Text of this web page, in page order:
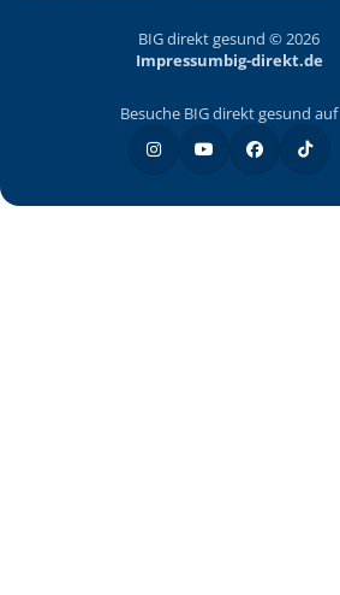
BIG direkt gesund © 2026
Impressumbig-direkt.de
Besuche BIG direkt gesund auf